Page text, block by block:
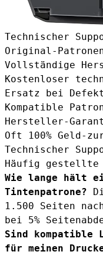
Technischer
Original-
Vollständige
Kostenloser
Ersatz bei
Kompatible
Hersteller-
Oft 100% Geld-
Technischer
Häufig gestellte
Wie lange hält
Tintenpatrone?
1.500 Seiten
bei 5%
Sind kompatible
für meinen